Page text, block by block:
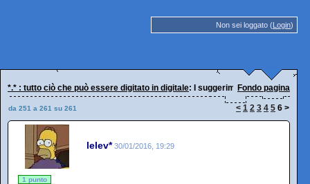
Non sei loggato (Login)
*.* : tutto ciò che può essere digitato in digitale: I suggerimenti di google e gli
Fondo pagina
da 251 a 261 su 261 < 1 2 3 4 5 6 >
lelev* 30/01/2016, 19:29
1 punto